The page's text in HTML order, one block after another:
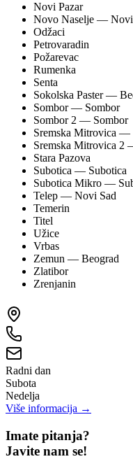
Novi Pazar
Novo Naselje — Novi
Odžaci
Petrovaradin
Požarevac
Rumenka
Senta
Sokolska Paster —
Sombor — Sombor
Sombor 2 — Sombor
Sremska Mitrovica —
Sremska Mitrovica 2
Stara Pazova
Subotica — Subotica
Subotica Mikro —
Telep — Novi Sad
Temerin
Titel
Užice
Vrbas
Zemun — Beograd
Zlatibor
Zrenjanin
Radni dan
Subota
Nedelja
Više informacija →
Imate pitanja?
Javite nam se!